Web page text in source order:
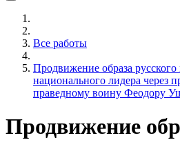
Все работы
Продвижение образа русского
национального лидера через
праведному воину Феодору
Продвижение